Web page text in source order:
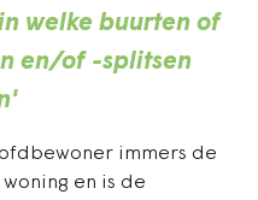
welke buurten of
en/of -splitsen
immers de
en is de